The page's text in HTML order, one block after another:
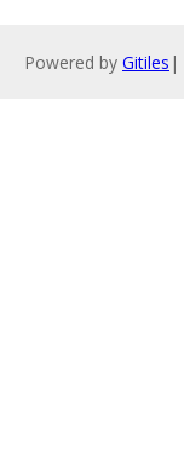
Powered by Gitiles |